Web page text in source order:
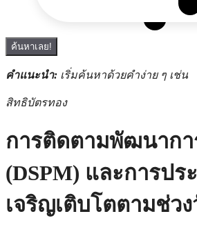
ค้นหาเลย!
คำแนะนำ: เริ่มค้นหาด้วยคำง่าย ๆ เช่น
สิทธิบัตรทอง
การติดตามพัฒนากา
(DSPM) และการปร
เจริญเติบโตตามช่วง